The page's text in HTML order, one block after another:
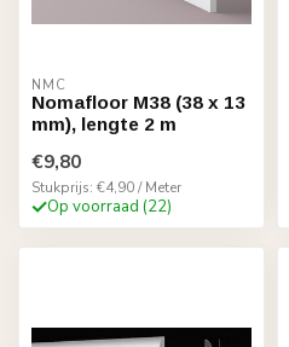
NMC
Nomafloor M38 (38 x 13
mm), lengte 2 m
€9,80
Stukprijs: €4,90 / Meter
Op voorraad (22)